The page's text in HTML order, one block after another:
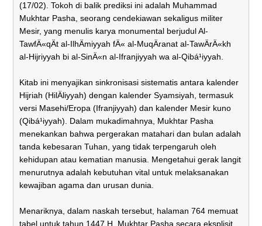
(17/02). Tokoh di balik prediksi ini adalah Muhammad
Mukhtar Pasha, seorang cendekiawan sekaligus militer
Mesir, yang menulis karya monumental berjudul Al-
TawfÄ«qÄt al-IlhÄmiyyah fÄ« al-MuqÄranat al-TawÄrÄ«kh
al-Hijriyyah bi al-SinÄ«n al-Ifranjiyyah wa al-Qibá¹­iyyah.
Kitab ini menyajikan sinkronisasi sistematis antara kalender
Hijriah (HilÄliyyah) dengan kalender Syamsiyah, termasuk
versi Masehi/Eropa (Ifranjiyyah) dan kalender Mesir kuno
(Qibá¹­iyyah). Dalam mukadimahnya, Mukhtar Pasha
menekankan bahwa pergerakan matahari dan bulan adalah
tanda kebesaran Tuhan, yang tidak terpengaruh oleh
kehidupan atau kematian manusia. Mengetahui gerak langit
menurutnya adalah kebutuhan vital untuk melaksanakan
kewajiban agama dan urusan dunia.
Menariknya, dalam naskah tersebut, halaman 764 memuat
tabel untuk tahun 1447 H. Mukhtar Pasha secara eksplisit